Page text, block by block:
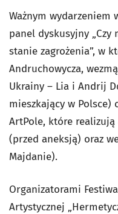
Ważnym wydarzeniem
panel dyskusyjny
stanie zagrożenia”, w
Andruchowycza,
Ukrainy – Lia i Andrij
mieszkający w
ArtPole, które
(przed aneksją) oraz
Majdanie).
Organizatorami
Artystycznej